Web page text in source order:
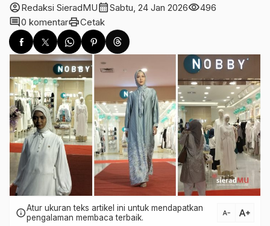
account_circleRedaksi SieradMUcalendar_monthSabtu, 24 Jan 2026visibility496
comment0 komentarprintCetak
infoAtur ukuran teks artikel ini untuk mendapatkan
pengalaman membaca terbaik.
text_decrease text_increase